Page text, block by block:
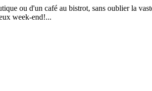
ou d'un café au bistrot, sans oublier la
week-end!...